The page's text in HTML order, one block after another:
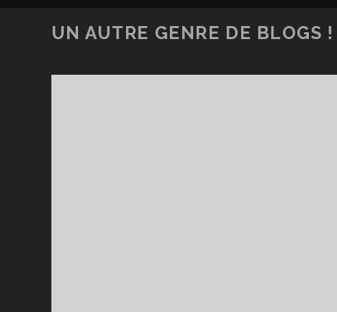
UN AUTRE GENRE DE BLOGS !